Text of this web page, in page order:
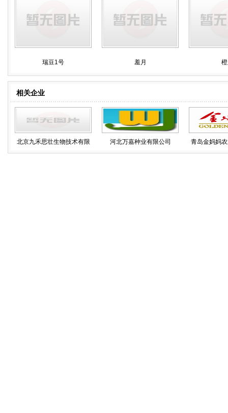
瑞豆1号 羞月
相关企业
北京九禾思壮生物技术有限 河北万嘉种业有限公司 青岛金妈妈